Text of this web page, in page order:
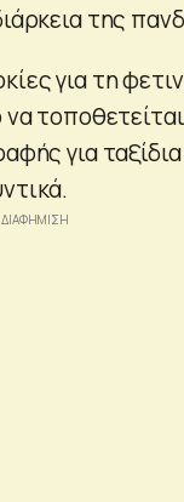
της
για τη
να
για